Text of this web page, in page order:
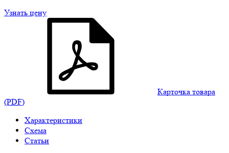
Узнать цену
Карточка товара
(PDF)
Характеристики
Схема
Статьи